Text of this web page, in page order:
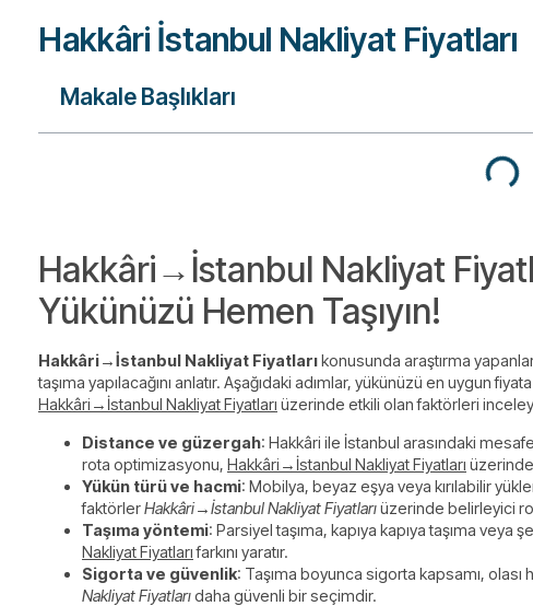
Hakkâri İstanbul Nakliyat Fiyatları
Makale Başlıkları
Hakkâri→İstanbul Nakliyat
Yükünüzü Hemen Taşıyın!
Hakkâri→İstanbul Nakliyat Fiyatlarıkonusunda araştırma
taşıma yapılacağını anlatır. Aşağıdaki adımlar, yükünüzü en uygun
Hakkâri→İstanbul Nakliyat Fiyatları üzerinde etkili olan faktörleri
Distance ve güzergah: Hakkâri ile İstanbul arasındaki
rota optimizasyonu, Hakkâri→İstanbul Nakliyat Fiyatları
Yükün türü ve hacmi: Mobilya, beyaz eşya veya kırılabilir
faktörlerHakkâri→İstanbul Nakliyat Fiyatlarıüzerinde belirleyici
Taşıma yöntemi: Parsiyel taşıma, kapıya kapıya taşıma
Nakliyat Fiyatlarıfarkını yaratır.
Sigorta ve güvenlik: Taşıma boyunca sigorta kapsamı,
Nakliyat Fiyatlarıdaha güvenli bir seçimdir.